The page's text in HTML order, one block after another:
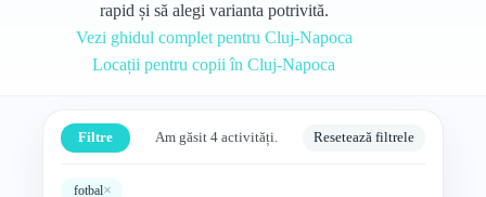
rapid și să alegi varianta potrivită.
Vezi ghidul complet pentru Cluj-Napoca
Locații pentru copii în Cluj-Napoca
Filtre Am găsit 4 activități. Resetează filtrele
fotbal×